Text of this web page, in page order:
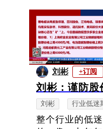
刘彬 +订阅
刘彬：谨防股
刘彬 行业低迷
整个行业的低